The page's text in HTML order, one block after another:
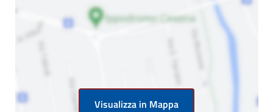
Visualizza in Mappa